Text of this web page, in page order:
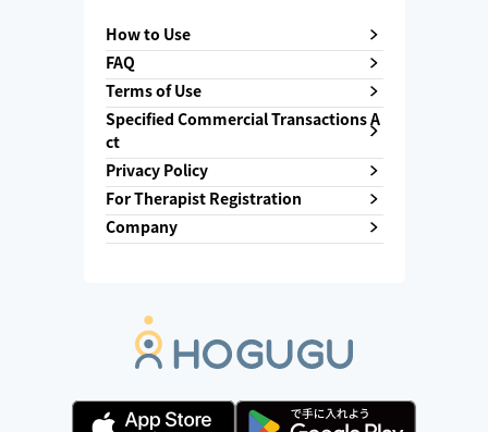
How to Use
FAQ
Terms of Use
Specified Commercial Transactions A
ct
Privacy Policy
For Therapist Registration
Company